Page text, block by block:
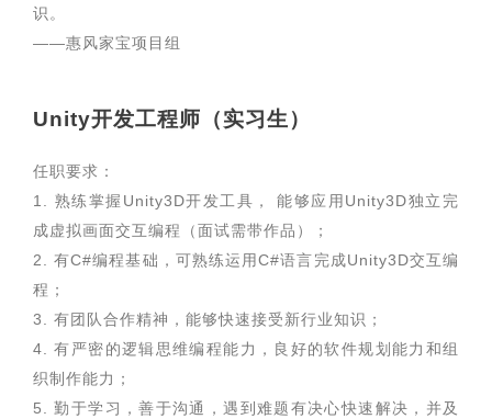
识。
——惠风家宝项目组
Unity开发工程师（实习生）
任职要求：
1. 熟练掌握Unity3D开发工具， 能够应用Unity3D独立完
成虚拟画面交互编程（面试需带作品）；
2. 有C#编程基础，可熟练运用C#语言完成Unity3D交互编
程；
3. 有团队合作精神，能够快速接受新行业知识；
4. 有严密的逻辑思维编程能力，良好的软件规划能力和组
织制作能力；
5. 勤于学习，善于沟通，遇到难题有决心快速解决，并及